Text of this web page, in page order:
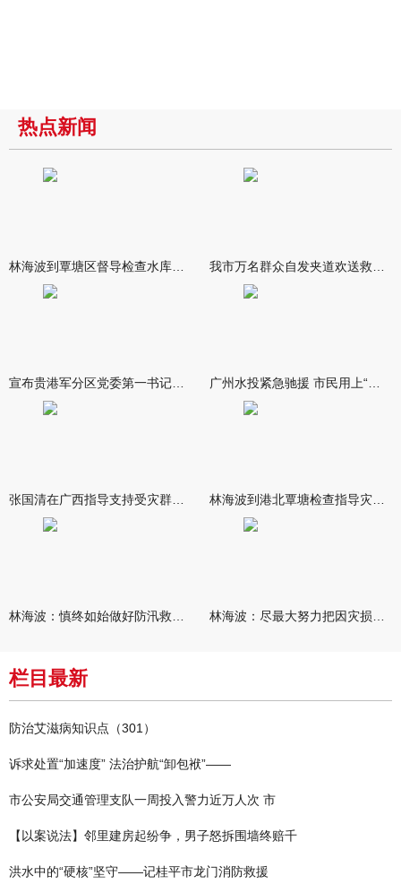
热点新闻
栏目最新
防治艾滋病知识点（301）
诉求处置“加速度” 法治护航“卸包袱”——
市公安局交通管理支队一周投入警力近万人次 市
【以案说法】邻里建房起纷争，男子怒拆围墙终赔千
洪水中的“硬核”坚守——记桂平市龙门消防救援